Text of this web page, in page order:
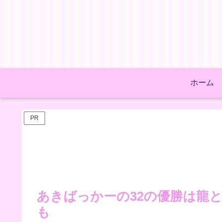
ホーム
PR
あきばっかーの32の優勝は龍
も